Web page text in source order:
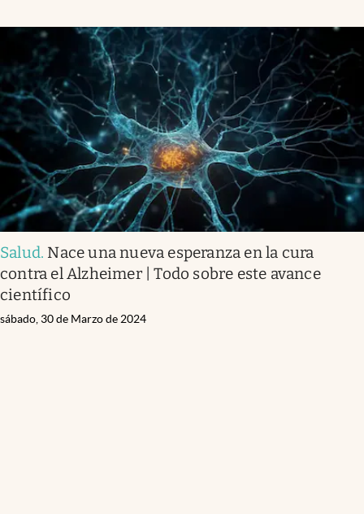
Salud. Nace una nueva esperanza en la cura
contra el Alzheimer | Todo sobre este avance
científico
sábado, 30 de Marzo de 2024